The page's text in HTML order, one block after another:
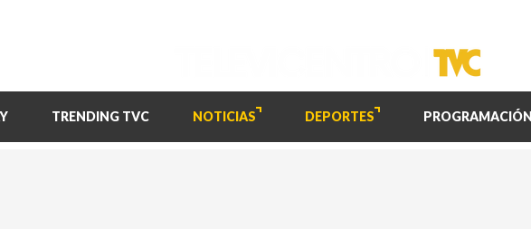
TRENDING TVC NOTICIAS DEPORTES PROGRAMACIÓN